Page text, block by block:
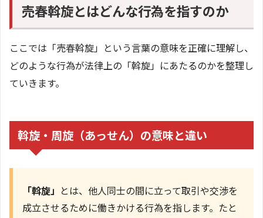
売春斡旋とはどんな行為を指すのか
ここでは「売春斡旋」という言葉の意味を正確に理解し、
どのような行為が法律上の「斡旋」にあたるのかを整理し
ていきます。
斡旋・周旋（あっせん）の意味と違い
「斡旋」 とは、他人同士の間に立って取引や交渉を
成立させるために働きかける行為を指します。たと